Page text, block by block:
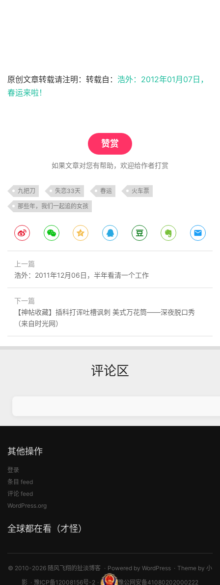
原创文章转载请注明：转载自： 浩外：2012年01月07日，
春运来啦！
赞赏
如果文章对您有帮助，欢迎给作者打赏
九把刀 失恋33天 春运 火车票
那些年，我们一起追的女孩
上一篇
浩外：2011年12月06日，半年看清一个工作
下一篇
【神帖收藏】插科打诨吐槽讽刺 美式万花筒——深夜脱口秀
（来自时光网）
评论区
其他操作
登录
条目 feed
评论 feed
WordPress.org
全球都在看（才怪）
© 2010-2026 随风飞翔的扯淡博客 Powered by WordPress Theme by 小
影
豫ICP备12008156号-2 豫公网安备41080202000222